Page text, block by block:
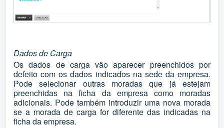
Dados de Carga
Os dados de carga vão aparecer preenchidos por
defeito com os dados indicados na sede da empresa.
Pode selecionar outras moradas que já estejam
preenchidas na ficha da empresa como moradas
adicionais. Pode também introduzir uma nova morada
se a morada de carga for diferente das indicadas na
ficha da empresa.